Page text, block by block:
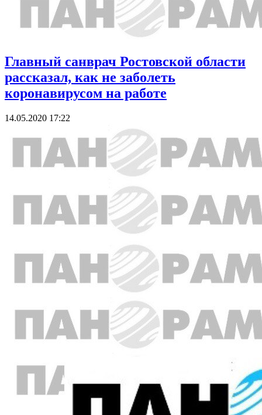
Главный санврач Ростовской области
рассказал, как не заболеть
коронавирусом на работе
14.05.2020 17:22